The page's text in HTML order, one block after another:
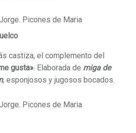
castiza, el complemento del
gusta». Elaborada de miga de
, esponjosos y jugosos bocados.